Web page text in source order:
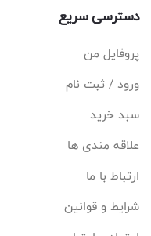
دسترسی سریع
پروفایل من
ورود / ثبت نام
سبد خرید
علاقه مندی ها
ارتباط با ما
شرایط و قوانین